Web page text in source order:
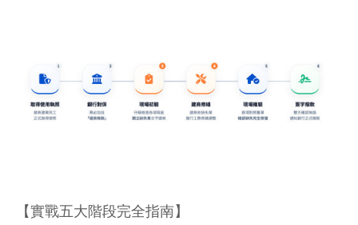
【實戰五大階段完全指南】